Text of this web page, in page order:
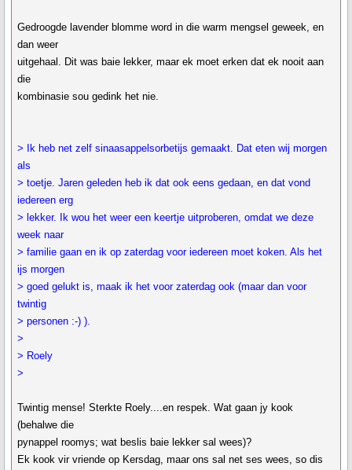
Gedroogde lavender blomme word in die warm mengsel geweek, en
dan weer
uitgehaal. Dit was baie lekker, maar ek moet erken dat ek nooit aan
die
kombinasie sou gedink het nie.
> Ik heb net zelf sinaasappelsorbetijs gemaakt. Dat eten wij morgen
als
> toetje. Jaren geleden heb ik dat ook eens gedaan, en dat vond
iedereen erg
> lekker. Ik wou het weer een keertje uitproberen, omdat we deze
week naar
> familie gaan en ik op zaterdag voor iedereen moet koken. Als het
ijs morgen
> goed gelukt is, maak ik het voor zaterdag ook (maar dan voor
twintig
> personen :-) ).
>
> Roely
>
Twintig mense! Sterkte Roely....en respek. Wat gaan jy kook
(behalwe die
pynappel roomys; wat beslis baie lekker sal wees)?
Ek kook vir vriende op Kersdag, maar ons sal net ses wees, so dis